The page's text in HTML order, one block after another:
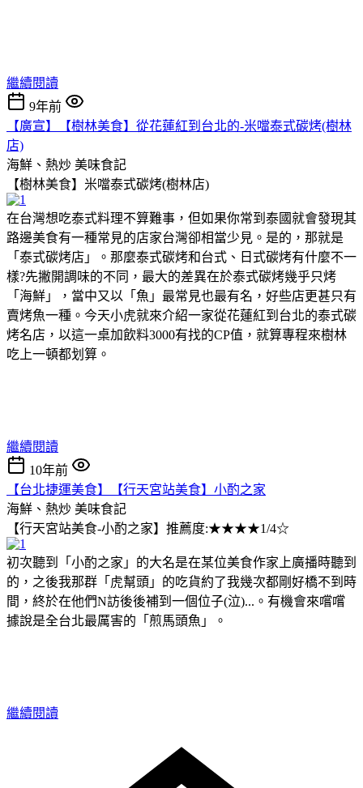
繼續閱讀
9年前
【廣宣】【樹林美食】從花蓮紅到台北的-米噹泰式碳烤(樹林
店)
海鮮、熱炒 美味食記
【樹林美食】米噹泰式碳烤(樹林店)
在台灣想吃泰式料理不算難事，但如果你常到泰國就會發現其
路邊美食有一種常見的店家台灣卻相當少見。是的，那就是
「泰式碳烤店」。那麼泰式碳烤和台式、日式碳烤有什麼不一
樣?先撇開調味的不同，最大的差異在於泰式碳烤幾乎只烤
「海鮮」，當中又以「魚」最常見也最有名，好些店更甚只有
賣烤魚一種。今天小虎就來介紹一家從花蓮紅到台北的泰式碳
烤名店，以這一桌加飲料3000有找的CP值，就算專程來樹林
吃上一頓都划算。
繼續閱讀
10年前
【台北捷運美食】【行天宮站美食】小酌之家
海鮮、熱炒 美味食記
【行天宮站美食-小酌之家】推薦度:★★★★1/4☆
初次聽到「小酌之家」的大名是在某位美食作家上廣播時聽到
的，之後我那群「虎幫頭」的吃貨約了我幾次都剛好橋不到時
間，終於在他們N訪後後補到一個位子(泣)...。有機會來嚐嚐
據說是全台北最厲害的「煎馬頭魚」。
繼續閱讀